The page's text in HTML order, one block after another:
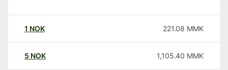
1 NOK 221.08 MMK
5 NOK 1,105.40 MMK